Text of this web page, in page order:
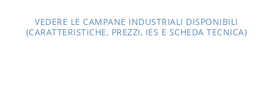
VEDERE LE CAMPANE INDUSTRIALI DISPONIBILI
(CARATTERISTICHE, PREZZI, IES E SCHEDA TECNICA)